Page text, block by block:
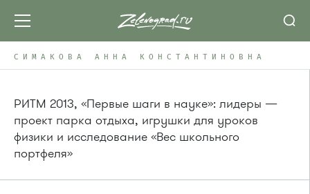
СИМАКОВА АННА КОНСТАНТИНОВНА
РИТМ 2013, «Первые шаги в науке»: лидеры —
проект парка отдыха, игрушки для уроков
физики и исследование «Вес школьного
портфеля»